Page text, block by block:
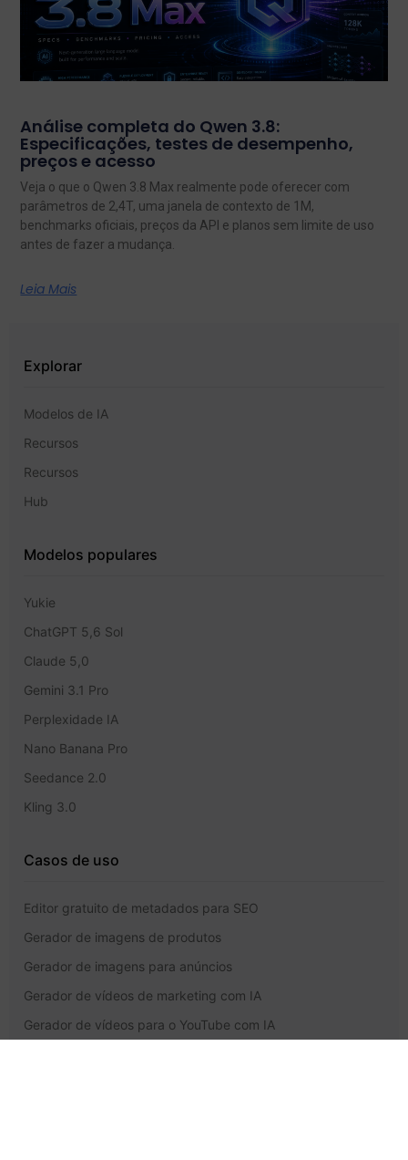
Análise completa do Qwen 3.8:
Especificações, testes de desempenho,
preços e acesso
Veja o que o Qwen 3.8 Max realmente pode oferecer com
parâmetros de 2,4T, uma janela de contexto de 1M,
benchmarks oficiais, preços da API e planos sem limite de uso
antes de fazer a mudança.
Leia Mais
Explorar
Modelos de IA
Recursos
Recursos
Hub
Modelos populares
Yukie
ChatGPT 5,6 Sol
Claude 5,0
Gemini 3.1 Pro
Perplexidade IA
Nano Banana Pro
Seedance 2.0
Kling 3.0
Casos de uso
Editor gratuito de metadados para SEO
Gerador de imagens de produtos
Gerador de imagens para anúncios
Gerador de vídeos de marketing com IA
Gerador de vídeos para o YouTube com IA